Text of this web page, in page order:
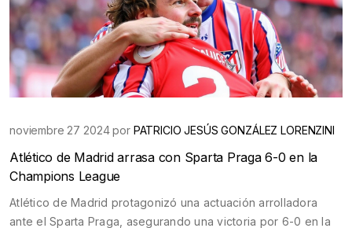
noviembre 27 2024 por PATRICIO JESÚS GONZÁLEZ LORENZINI
Atlético de Madrid arrasa con Sparta Praga 6-0 en la
Champions League
Atlético de Madrid protagonizó una actuación arrolladora
ante el Sparta Praga, asegurando una victoria por 6-0 en la